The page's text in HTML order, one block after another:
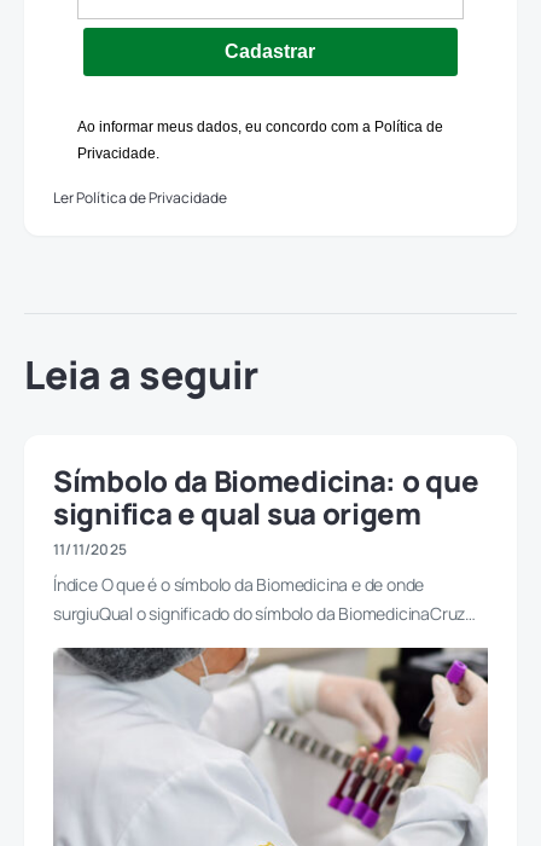
Cadastrar
Ao informar meus dados, eu concordo com a Política de
Privacidade.
Ler Política de Privacidade
Leia a seguir
Símbolo da Biomedicina: o que
significa e qual sua origem
11/11/2025
Índice O que é o símbolo da Biomedicina e de onde
surgiuQual o significado do símbolo da BiomedicinaCruz…